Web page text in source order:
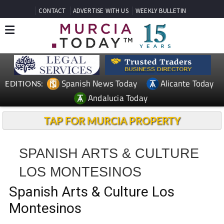
CONTACT ADVERTISE WITH US WEEKLY BULLETIN
EDITIONS: Spanish News Today
Alicante Today
Andalucia Today
TAP FOR MURCIA PROPERTY
SPANISH ARTS & CULTURE
LOS MONTESINOS
Spanish Arts & Culture Los
Montesinos